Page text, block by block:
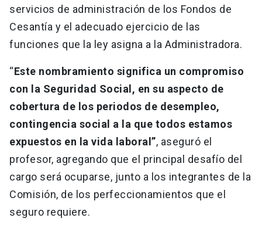
servicios de administración de los Fondos de
Cesantía y el adecuado ejercicio de las
funciones que la ley asigna a la Administradora.
“Este nombramiento significa un compromiso
con la Seguridad Social, en su aspecto de
cobertura de los periodos de desempleo,
contingencia social a la que todos estamos
expuestos en la vida laboral”, aseguró el
profesor, agregando que el principal desafío del
cargo será ocuparse, junto a los integrantes de la
Comisión, de los perfeccionamientos que el
seguro requiere.